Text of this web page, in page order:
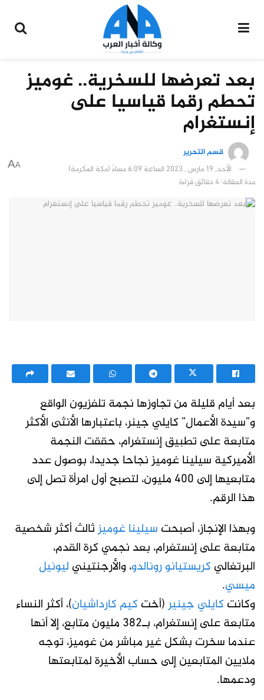
بعد تعرضها للسخرية.. غوميز
تحطم رقما قياسيا على
إنستغرام
قسم التحرير
الأحد, 19 مارس , 2023 الساعة 6:09 مساءً (مكة المكرمة)
مدة المقالة: 4 دقائق قراءة
A
A
بعد أيام قليلة من تجاوزها نجمة تلفزيون الواقع
و”سيدة الأعمال” كايلي جينر، باعتبارها الأنثى الأكثر
متابعة على تطبيق إنستغرام، حققت النجمة
الأميركية سيلينا غوميز نجاحا جديدا، بوصول عدد
متابعيها إلى 400 مليون، لتصبح أول امرأة تصل إلى
هذا الرقم.
وبهذا الإنجاز، أصبحت سيلينا غوميزثالث أكثر شخصية
متابعة على إنستغرام، بعد نجمي كرة القدم،
البرتغاليكريستيانو رونالدو، والأرجنتيني ليونيل
ميسي.
وكانتكايلي جينير(أختكيم كارداشيان)، أكثر النساء
متابعة على إنستغرام، بـ382 مليون متابع، إلا أنها
عندما سخرت بشكل غير مباشر من غوميز، توجه
ملايين المتابعين إلى حساب الأخيرة لمتابعتها
ودعمها.